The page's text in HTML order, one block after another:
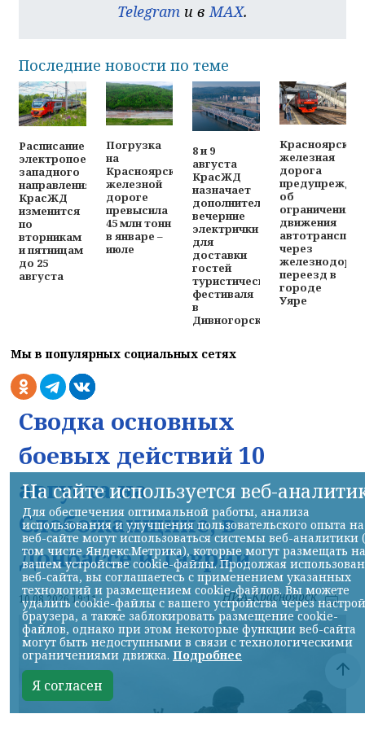
Telegram и в MAX.
Последние новости по теме
Расписание
электропоездов
западного
направления
КрасЖД
изменится
по
вторникам
и пятницам
до 25
августа
Погрузка
на
Красноярской
железной
дороге
превысила
45 млн тонн
в январе –
июле
8 и 9
августа
КрасЖД
назначает
дополнительные
вечерние
электрички
для
доставки
гостей
туристического
фестиваля
в
Дивногорске
Красноярская
железная
дорога
об
ограничениях
движения
через
переезд в
городе
Уяре
Мы в популярных социальных сетях
Сводка основных
боевых действий 10
августа на
Слобожанщине, в
Донбассе и Таврии
10.08.2026 19:11 НИА-Красноярск
На сайте используется веб-
Для обеспечения оптимальной работы, анализа
использования и улучшения пользовательского опыта на
веб-сайте могут использоваться системы веб-аналитики
том числе Яндекс.Метрика), которые могут размещать на
вашем устройстве cookie-файлы. Продолжая
веб-сайта, вы соглашаетесь с применением указанных
технологий и размещением cookie-файлов. Вы можете
удалить cookie-файлы с вашего устройства через
браузера, а также заблокировать размещение cookie-
файлов, однако при этом некоторые функции веб-сайта
могут быть недоступными в связи с технологическими
ограничениями движка. Подробнее
Я согласен